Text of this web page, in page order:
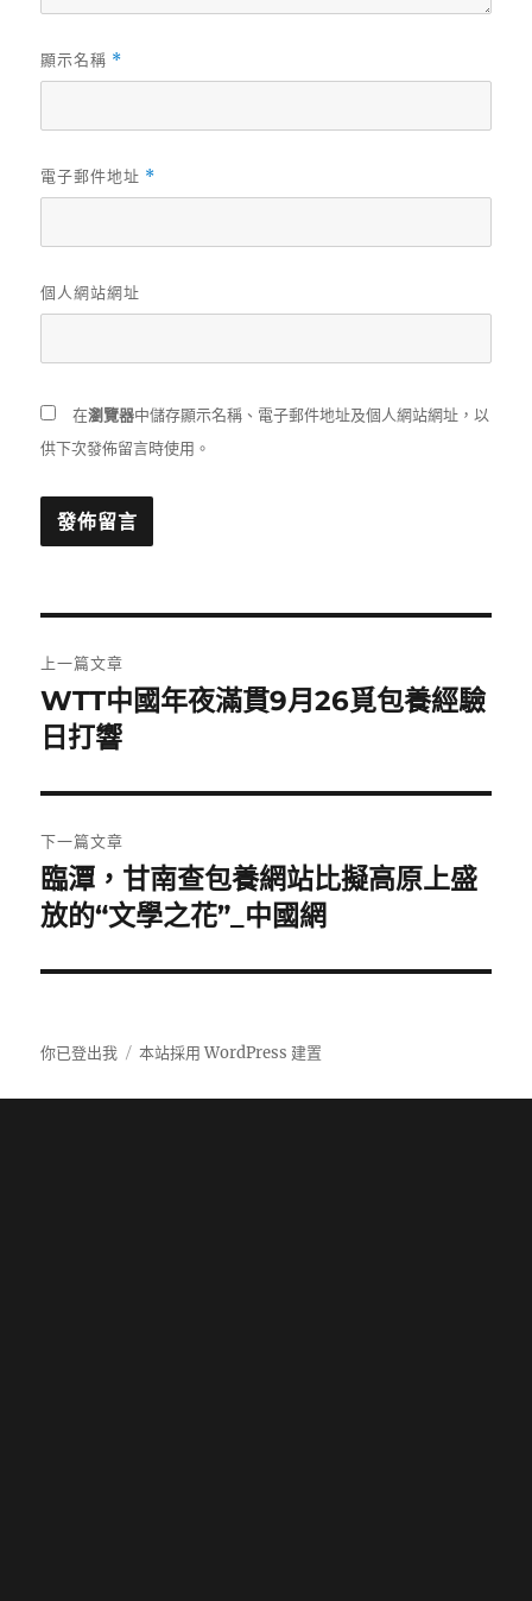
顯示名稱 *
電子郵件地址 *
個人網站網址
在瀏覽器中儲存顯示名稱、電子郵件地址及個人網站網址，以
供下次發佈留言時使用。
章
導
覽
上一篇文章
上
一
文
章:
WTT中國年夜滿貫9月26覓包養經驗
日打響
下一篇文章
下
一
文
臨潭，甘南查包養網站比擬高原上盛
放的“文學之花”_中國網
你已登出我 本站採用 WordPress 建置